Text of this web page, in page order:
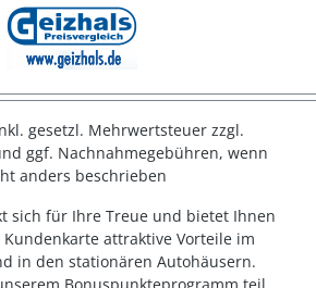
gesetzl. Mehrwertsteuer zzgl.
ggf. Nachnahmegebühren, wenn
anders beschrieben
sich für Ihre Treue und bietet Ihnen
Kundenkarte attraktive Vorteile im
in den stationären Autohäusern.